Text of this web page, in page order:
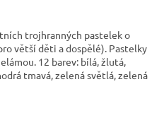
trojhranných pastelek o
větší děti a dospělé). Pastelky
12 barev: bílá, žlutá,
tmavá, zelená světlá, zelená